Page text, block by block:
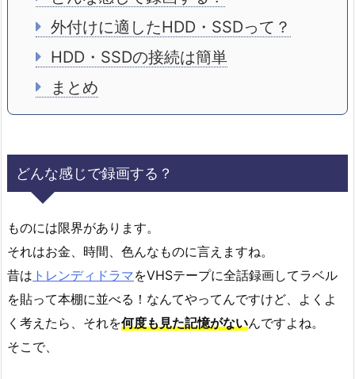
外付けに適したHDD・SSDって？
HDD・SSDの接続は簡単
まとめ
どんな感じで録画する？
ものには限界があります。
それはお金、時間、色んなものに言えますね。
昔は トレンディドラマをVHSテープに全話録画してラベル
を貼って本棚に並べる！なんてやってんですけど、よくよ
く考えたら、それを何度も見た記憶がないんですよね。
そこで、